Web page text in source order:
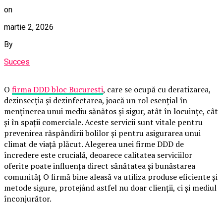
on
martie 2, 2026
By
Succes
O firma DDD bloc Bucuresti, care se ocupă cu deratizarea,
dezinsecția și dezinfectarea, joacă un rol esențial în
menținerea unui mediu sănătos și sigur, atât în locuințe, cât
și în spații comerciale. Aceste servicii sunt vitale pentru
prevenirea răspândirii bolilor și pentru asigurarea unui
climat de viață plăcut. Alegerea unei firme DDD de
încredere este crucială, deoarece calitatea serviciilor
oferite poate influența direct sănătatea și bunăstarea
comunităț O firmă bine aleasă va utiliza produse eficiente și
metode sigure, protejând astfel nu doar clienții, ci și mediul
înconjurător.